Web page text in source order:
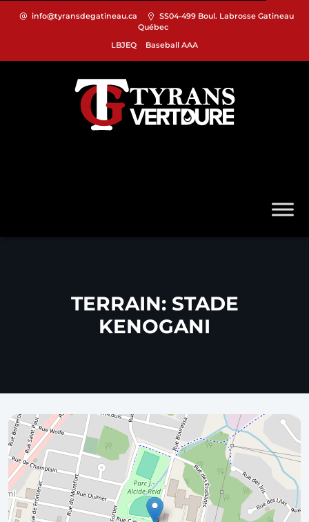
info@tyransdegatineau.ca
SS04-499 Boul. Labrosse Gatineau
Québec
LBJEQ
Baseball AAA
TERRAIN: STADE
KENOGANI